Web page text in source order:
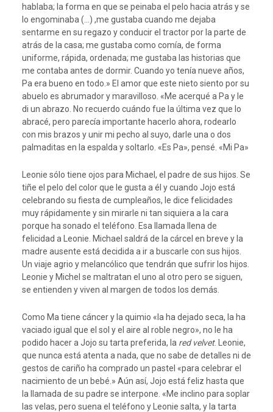
hablaba; la forma en que se peinaba el pelo hacia atrás y se
lo engominaba (…) ,me gustaba cuando me dejaba
sentarme en su regazo y conducir el tractor por la parte de
atrás de la casa; me gustaba como comía, de forma
uniforme, rápida, ordenada; me gustaba las historias que
me contaba antes de dormir. Cuando yo tenía nueve años,
Pa era bueno en todo.» El amor que este nieto siento por su
abuelo es abrumador y maravilloso. «Me acerqué a Pa y le
di un abrazo. No recuerdo cuándo fue la última vez que lo
abracé, pero parecía importante hacerlo ahora, rodearlo
con mis brazos y unir mi pecho al suyo, darle una o dos
palmaditas en la espalda y soltarlo. «Es Pa», pensé. «Mi Pa»
Leonie sólo tiene ojos para Michael, el padre de sus hijos. Se
tiñe el pelo del color que le gusta a él y cuando Jojo está
celebrando su fiesta de cumpleaños, le dice felicidades
muy rápidamente y sin mirarle ni tan siquiera a la cara
porque ha sonado el teléfono. Esa llamada llena de
felicidad a Leonie. Michael saldrá de la cárcel en breve y la
madre ausente está decidida a ir a buscarle con sus hijos.
Un viaje agrio y melancólico que tendrán que sufrir los hijos.
Leonie y Michel se maltratan el uno al otro pero se siguen,
se entienden y viven al margen de todos los demás.
Como Ma tiene cáncer y la quimio «la ha dejado seca, la ha
vaciado igual que el sol y el aire al roble negro», no le ha
podido hacer a Jojo su tarta preferida, la red velvet. Leonie,
que nunca está atenta a nada, que no sabe de detalles ni de
gestos de cariño ha comprado un pastel «para celebrar el
nacimiento de un bebé.» Aún así, Jojo está feliz hasta que
la llamada de su padre se interpone. «Me inclino para soplar
las velas, pero suena el teléfono y Leonie salta, y la tarta